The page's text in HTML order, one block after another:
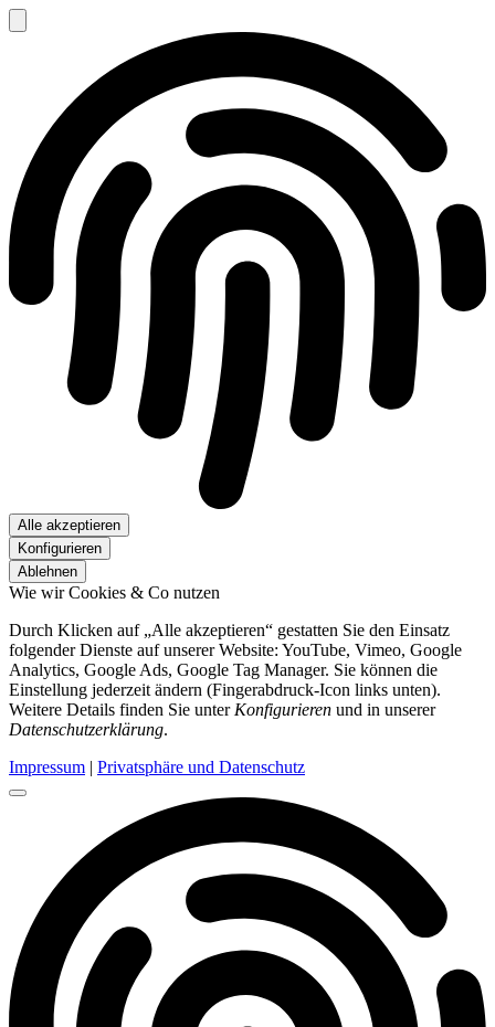
Alle akzeptieren
Konfigurieren
Ablehnen
Wie wir Cookies & Co nutzen
Durch Klicken auf „Alle akzeptieren“ gestatten Sie den Einsatz
folgender Dienste auf unserer Website: YouTube, Vimeo, Google
Analytics, Google Ads, Google Tag Manager. Sie können die
Einstellung jederzeit ändern (Fingerabdruck-Icon links unten).
Weitere Details finden Sie unter Konfigurieren und in unserer
Datenschutzerklärung.
Impressum | Privatsphäre und Datenschutz